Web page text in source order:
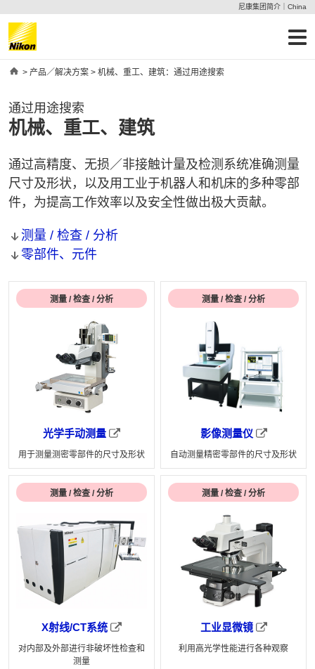
尼康集团简介｜China
Home
> 产品／解决方案> 机械、重工、建筑：通过用途搜索
通过用途搜索
机械、重工、建筑
通过高精度、无损／非接触计量及检测系统准确测量
尺寸及形状，以及用工业于机器人和机床的多种零部
件，为提高工作效率以及安全性做出极大贡献。
测量 / 检查 / 分析
零部件、元件
测量 / 检查 / 分析
光学手动测量
用于测量测密零部件的尺寸及形状
测量 / 检查 / 分析
影像测量仪
自动测量精密零部件的尺寸及形状
测量 / 检查 / 分析
X射线/CT系统
对内部及外部进行非破坏性检查和
测量
测量 / 检查 / 分析
工业显微镜
利用高光学性能进行各种观察